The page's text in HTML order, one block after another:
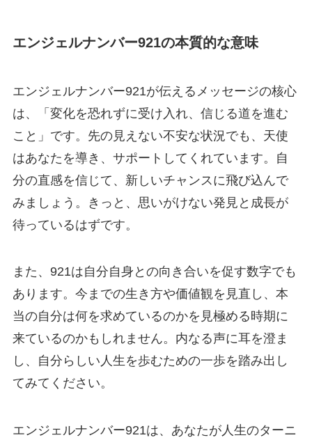
エンジェルナンバー921の本質的な意味
エンジェルナンバー921が伝えるメッセージの核心
は、「変化を恐れずに受け入れ、信じる道を進む
こと」です。先の見えない不安な状況でも、天使
はあなたを導き、サポートしてくれています。自
分の直感を信じて、新しいチャンスに飛び込んで
みましょう。きっと、思いがけない発見と成長が
待っているはずです。
また、921は自分自身との向き合いを促す数字でも
あります。今までの生き方や価値観を見直し、本
当の自分は何を求めているのかを見極める時期に
来ているのかもしれません。内なる声に耳を澄ま
し、自分らしい人生を歩むための一歩を踏み出し
てみてください。
エンジェルナンバー921は、あなたが人生のターニ